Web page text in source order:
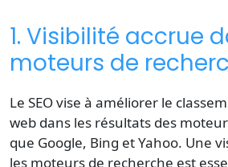
1. Visibilité accrue
moteurs de
Le SEO vise à améliorer le
web dans les résultats des
que Google, Bing et Yahoo. Une
les moteurs de recherche est